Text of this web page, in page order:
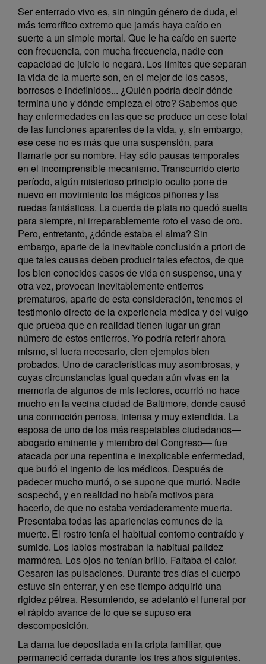
Ser enterrado vivo es, sin ningún género de duda, el
más terrorífico extremo que jamás haya caído en
suerte a un simple mortal. Que le ha caído en suerte
con frecuencia, con mucha frecuencia, nadie con
capacidad de juicio lo negará. Los límites que separan
la vida de la muerte son, en el mejor de los casos,
borrosos e indefinidos... ¿Quién podría decir dónde
termina uno y dónde empieza el otro? Sabemos que
hay enfermedades en las que se produce un cese total
de las funciones aparentes de la vida, y, sin embargo,
ese cese no es más que una suspensión, para
llamarle por su nombre. Hay sólo pausas temporales
en el incomprensible mecanismo. Transcurrido cierto
período, algún misterioso principio oculto pone de
nuevo en movimiento los mágicos piñones y las
ruedas fantásticas. La cuerda de plata no quedó suelta
para siempre, ni irreparablemente roto el vaso de oro.
Pero, entretanto, ¿dónde estaba el alma? Sin
embargo, aparte de la inevitable conclusión a priori de
que tales causas deben producir tales efectos, de que
los bien conocidos casos de vida en suspenso, una y
otra vez, provocan inevitablemente entierros
prematuros, aparte de esta consideración, tenemos el
testimonio directo de la experiencia médica y del vulgo
que prueba que en realidad tienen lugar un gran
número de estos entierros. Yo podría referir ahora
mismo, si fuera necesario, cien ejemplos bien
probados. Uno de características muy asombrosas, y
cuyas circunstancias igual quedan aún vivas en la
memoria de algunos de mis lectores, ocurrió no hace
mucho en la vecina ciudad de Baltimore, donde causó
una conmoción penosa, intensa y muy extendida. La
esposa de uno de los más respetables ciudadanos—
abogado eminente y miembro del Congreso— fue
atacada por una repentina e inexplicable enfermedad,
que burló el ingenio de los médicos. Después de
padecer mucho murió, o se supone que murió. Nadie
sospechó, y en realidad no había motivos para
hacerlo, de que no estaba verdaderamente muerta.
Presentaba todas las apariencias comunes de la
muerte. El rostro tenía el habitual contorno contraído y
sumido. Los labios mostraban la habitual palidez
marmórea. Los ojos no tenían brillo. Faltaba el calor.
Cesaron las pulsaciones. Durante tres días el cuerpo
estuvo sin enterrar, y en ese tiempo adquirió una
rigidez pétrea. Resumiendo, se adelantó el funeral por
el rápido avance de lo que se supuso era
descomposición.
La dama fue depositada en la cripta familiar, que
permaneció cerrada durante los tres años siguientes.